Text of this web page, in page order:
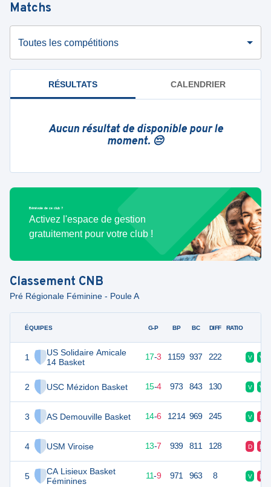
Matchs
Toutes les compétitions
RÉSULTATS CALENDRIER
Aucun résultat de disponible pour le
moment. 😔
Bénévole de ce club ?
Activez l'espace de gestion
gratuitement pour votre club !
Classement CNB
Pré Régionale Féminine - Poule A
ÉQUIPES
1
US Solidaire Amicale
14 Basket
2 USC Mézidon Basket
3 AS Demouville Basket
4 USM Viroise
5
CA Lisieux Basket
Féminines
G-P BP BC DIFF RATIO
37 20 17-3 1159 937 222 V V
34 20 15-4 973 843 130 V V
34 20 14-6 1214 969 245 V D
13-7 939 811 128 D D
31 11-9 971 963 8 V D